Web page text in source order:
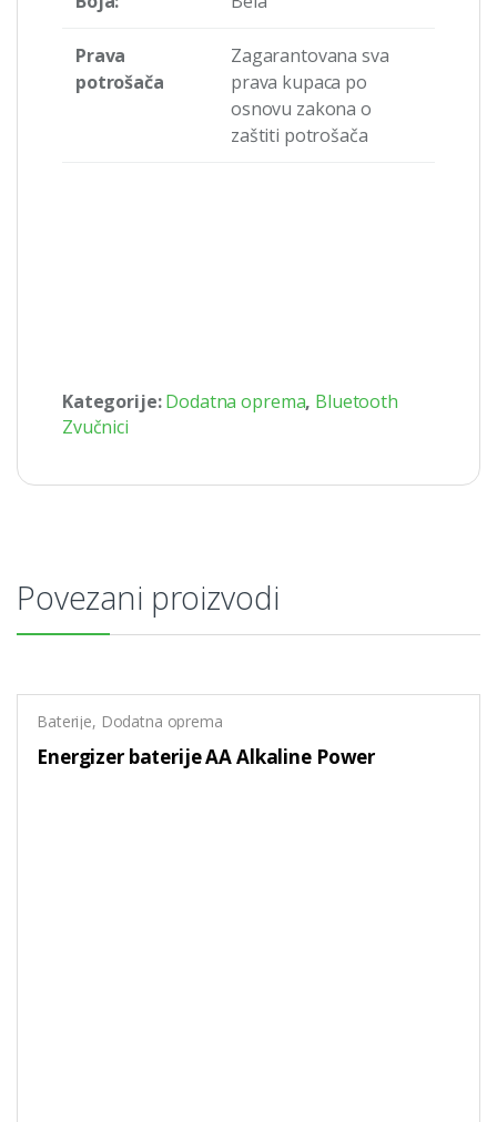
Prava
potrošača
Zagarantovana sva
prava kupaca po
osnovu zakona o
zaštiti potrošača
Kategorije:Dodatna oprema, Bluetooth
Zvučnici
Povezani proizvodi
Baterije, Dodatna oprema
Energizer baterije AA Alkaline Power